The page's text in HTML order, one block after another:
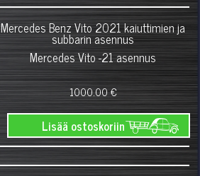
Mercedes Benz Vito 2021 kaiuttimien ja
subbarin asennus
Mercedes Vito -21 asennus
1000.00 €
Lisää ostoskoriin